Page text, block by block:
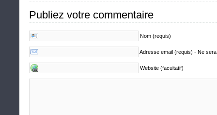
Publiez votre commentaire
Nom (requis)
Adresse email (requis) - Ne
Website (facultatif)